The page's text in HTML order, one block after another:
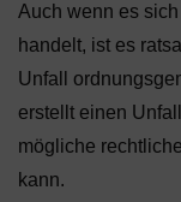
Auch wenn es
handelt, ist es
Unfall
erstellt einen
mögliche
kann.